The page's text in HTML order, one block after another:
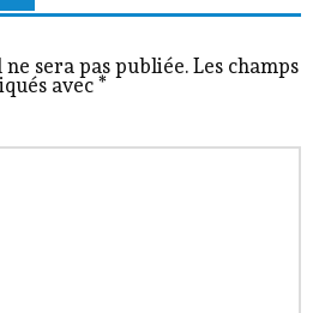
sera pas publiée. Les champs
avec*